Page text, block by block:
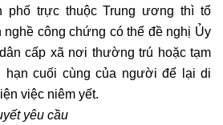
phố trực thuộc Trung ương thì tổ
nghề công chứng có thể đề nghị Ủy
cấp xã nơi thường trú hoặc tạm
hạn cuối cùng của người để lại di
việc niêm yết.
yêu cầu